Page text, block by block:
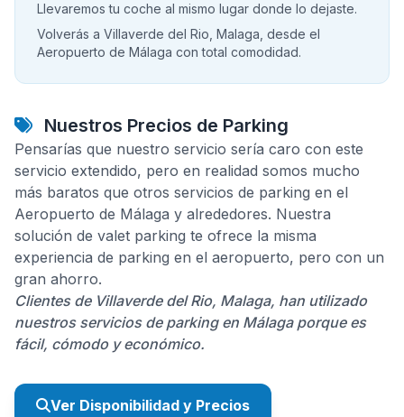
Llevaremos tu coche al mismo lugar donde lo dejaste.
Volverás a Villaverde del Rio, Malaga, desde el
Aeropuerto de Málaga con total comodidad.
Nuestros Precios de Parking
Pensarías que nuestro servicio sería caro con este
servicio extendido, pero en realidad somos mucho
más baratos que otros servicios de parking en el
Aeropuerto de Málaga y alrededores. Nuestra
solución de valet parking te ofrece la misma
experiencia de parking en el aeropuerto, pero con un
gran ahorro.
Clientes de Villaverde del Rio, Malaga, han utilizado
nuestros servicios de parking en Málaga porque es
fácil, cómodo y económico.
Ver Disponibilidad y Precios